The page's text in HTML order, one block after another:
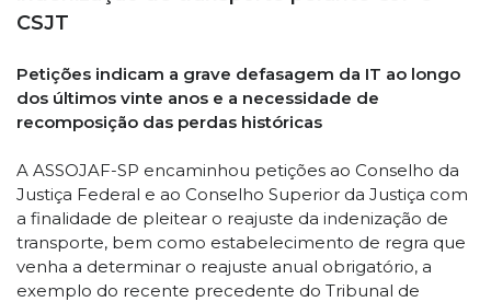
CSJT
Petições indicam a grave defasagem da IT ao longo
dos últimos vinte anos e a necessidade de
recomposição das perdas históricas
A ASSOJAF-SP encaminhou petições ao Conselho da
Justiça Federal e ao Conselho Superior da Justiça com
a finalidade de pleitear o reajuste da indenização de
transporte, bem como estabelecimento de regra que
venha a determinar o reajuste anual obrigatório, a
exemplo do recente precedente do Tribunal de